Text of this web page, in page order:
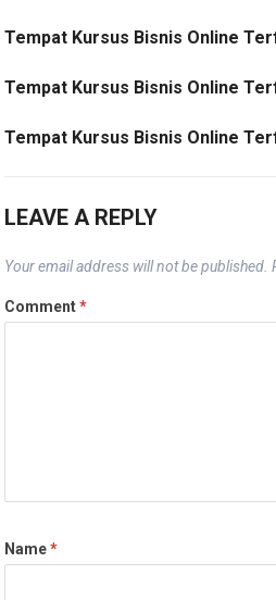
Tempat Kursus Bisnis Online
Tempat Kursus Bisnis Online
Tempat Kursus Bisnis Online
LEAVE A REPLY
Your email address will not be published.
Comment*
Name*